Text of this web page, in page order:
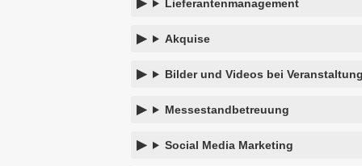
Lieferantenmanagement
Akquise
Bilder und Videos bei
Messestandbetreuung
Social Media Marketing